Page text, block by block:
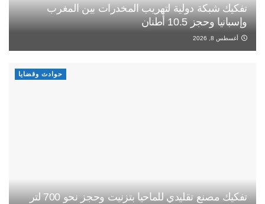
تفكيك شبكة دولية لتهريب المخدرات بين المغرب
وإسبانيا وحجز 10.5 أطنان
أغسطس 8, 2026
حوادث وقضايا
تفكيك مصنع تقليدي للماحيا بتزنيت وحجز نحو 700 لتر